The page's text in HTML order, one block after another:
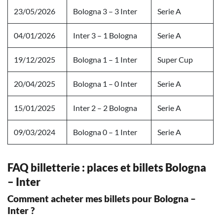
23/05/2026 Bologna 3 – 3 Inter Serie A
04/01/2026 Inter 3 – 1 Bologna Serie A
19/12/2025 Bologna 1 – 1 Inter Super Cup
20/04/2025 Bologna 1 – 0 Inter Serie A
15/01/2025 Inter 2 – 2 Bologna Serie A
09/03/2024 Bologna 0 – 1 Inter Serie A
FAQ billetterie : places et billets Bologna
– Inter
Comment acheter mes billets pour Bologna –
Inter ?